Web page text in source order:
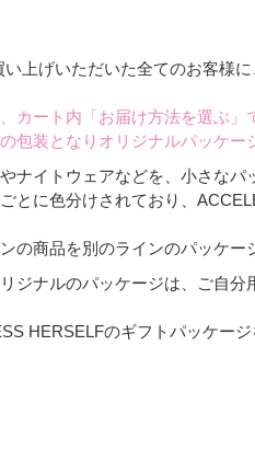
上げいただいた全てのお客様
カート内「お届け方法を選ぶ
包装となりオリジナルパッケー
ナイトウェアなどを、小さな
とに色分けされており、
の商品を別のラインのパッケ
ジナルのパッケージは、ご自
HERSELFのギフトパッケー